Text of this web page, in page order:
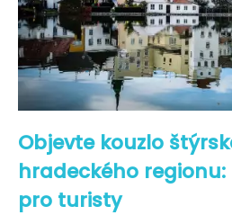
Objevte kouzlo
hradeckého
pro turisty